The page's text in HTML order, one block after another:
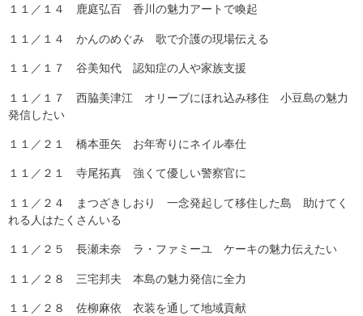
１１／１４ 鹿庭弘百 香川の魅力アートで喚起
１１／１４ かんのめぐみ 歌で介護の現場伝える
１１／１７ 谷美知代 認知症の人や家族支援
１１／１７ 西脇美津江 オリーブにほれ込み移住 小豆島の魅力
発信したい
１１／２１ 橋本亜矢 お年寄りにネイル奉仕
１１／２１ 寺尾拓真 強くて優しい警察官に
１１／２４ まつざきしおり 一念発起して移住した島 助けてく
れる人はたくさんいる
１１／２５ 長瀬未奈 ラ・ファミーユ ケーキの魅力伝えたい
１１／２８ 三宅邦夫 本島の魅力発信に全力
１１／２８ 佐柳麻依 衣装を通して地域貢献